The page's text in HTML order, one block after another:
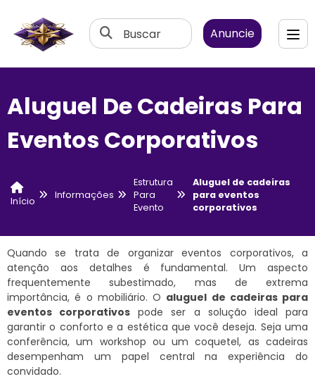
Buscar Anuncie
Aluguel De Cadeiras Para
Eventos Corporativos
Início
Informações
Estrutura
Para
Evento
Aluguel de cadeiras
para eventos
corporativos
Quando se trata de organizar eventos corporativos, a
atenção aos detalhes é fundamental. Um aspecto
frequentemente subestimado, mas de extrema
importância, é o mobiliário. O aluguel de cadeiras para
eventos corporativos pode ser a solução ideal para
garantir o conforto e a estética que você deseja. Seja uma
conferência, um workshop ou um coquetel, as cadeiras
desempenham um papel central na experiência do
convidado.